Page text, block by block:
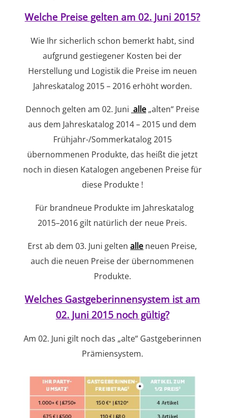
Welche Preise gelten am 02. Juni 2015?
Wie Ihr sicherlich schon bemerkt habt, sind
aufgrund gestiegener Kosten bei der
Herstellung und Logistik die Preise im neuen
Jahreskatalog 2015 – 2016 erhöht worden.
Dennoch gelten am 02. Juni alle„alten“ Preise
aus dem Jahreskatalog 2014 – 2015 und dem
Frühjahr-/Sommerkatalog 2015
übernommenen Produkte, das heißt die jetzt
noch in diesen Katalogen angebenen Preise für
diese Produkte !
Für brandneue Produkte im Jahreskatalog
2015–2016 gilt natürlich der neue Preis.
Erst ab dem 03. Juni geltenalle neuen Preise,
auch die neuen Preise der übernommenen
Produkte.
Welches Gastgeberinnensystem ist am
02. Juni 2015 noch gültig?
Am 02. Juni gilt noch das „alte“ Gastgeberinnen
Prämiensystem.